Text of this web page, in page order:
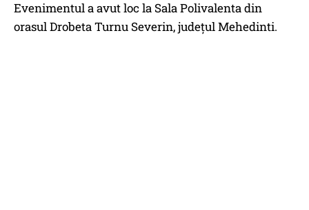
Evenimentul a avut loc la Sala Polivalenta din
orasul Drobeta Turnu Severin, județul Mehedinti.